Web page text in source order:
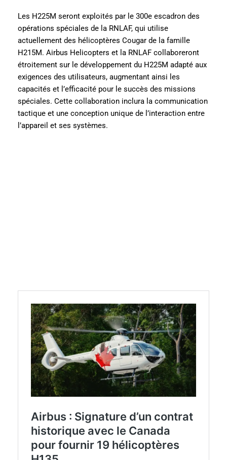
Les H225M seront exploités par le 300e escadron des
opérations spéciales de la RNLAF, qui utilise
actuellement des hélicoptères Cougar de la famille
H215M. Airbus Helicopters et la RNLAF collaboreront
étroitement sur le développement du H225M adapté aux
exigences des utilisateurs, augmentant ainsi les
capacités et l’efficacité pour le succès des missions
spéciales. Cette collaboration inclura la communication
tactique et une conception unique de l’interaction entre
l’appareil et ses systèmes.